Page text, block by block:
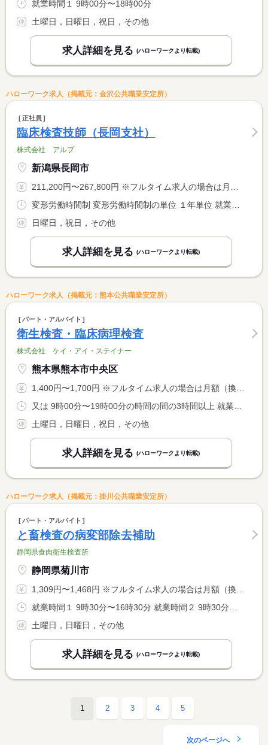
就業時間１ 9時00分〜18時00分
土曜日，日曜日，祝日，その他
求人詳細を見る (ハローワークより転載)
ハローワーク求人（掲載元：金沢公共職業安定所）
正社員
臨床検査技師（長岡支社）
株式会社 アルプ
新潟県長岡市
211,200円〜267,800円 ※フルタイム求人の場合は月額（換算額）、パート求人の場合は時間額を表示しています。
日曜日，祝日，その他
求人詳細を見る (ハローワークより転載)
ハローワーク求人（掲載元：熊本公共職業安定所）
パート・アルバイト
衛生検査・臨床病理検査
株式会社 ケイ・アイ・ステイナー
熊本県熊本市中央区
1,400円〜1,700円 ※フルタイム求人の場合は月額（換算額）、パート求人の場合は時間額を表示しています。
土曜日，日曜日，祝日，その他
求人詳細を見る (ハローワークより転載)
ハローワーク求人（掲載元：掛川公共職業安定所）
パート・アルバイト
と畜検査の病変部除去補助
静岡県食肉衛生検査所
静岡県菊川市
1,309円〜1,468円 ※フルタイム求人の場合は月額（換算額）、パート求人の場合は時間額を表示しています。
土曜日，日曜日，その他
求人詳細を見る (ハローワークより転載)
1 2 3 4 5
次のページへ